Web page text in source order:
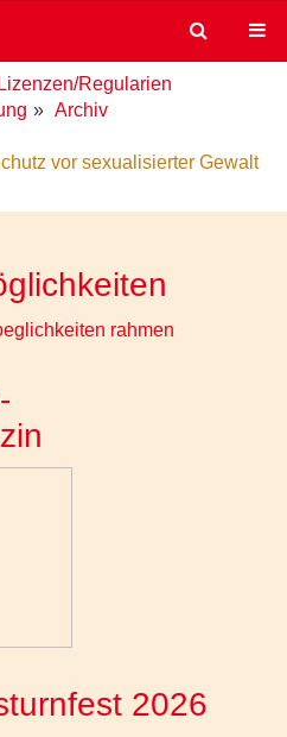
Lizenzen/Regularien
Archiv
vor sexualisierter Gewalt
2026